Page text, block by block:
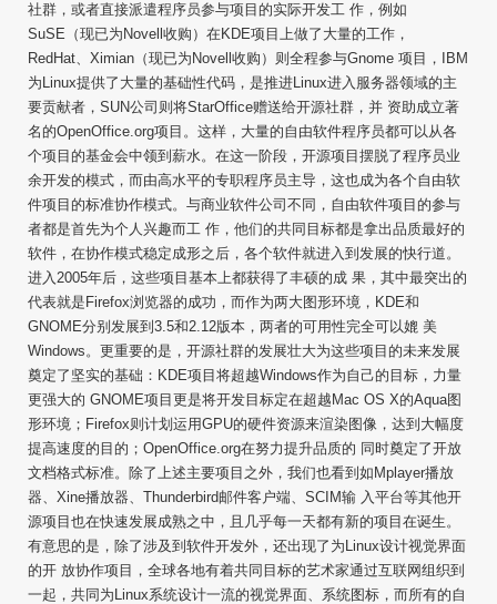
社群，或者直接派遣程序员参与项目的实际开发工 作，例如
SuSE（现已为Novell收购）在KDE项目上做了大量的工作，
RedHat、Ximian（现已为Novell收购）则全程参与Gnome 项目，IBM
为Linux提供了大量的基础性代码，是推进Linux进入服务器领域的主
要贡献者，SUN公司则将StarOffice赠送给开源社群，并 资助成立著
名的OpenOffice.org项目。这样，大量的自由软件程序员都可以从各
个项目的基金会中领到薪水。在这一阶段，开源项目摆脱了程序员业
余开发的模式，而由高水平的专职程序员主导，这也成为各个自由软
件项目的标准协作模式。与商业软件公司不同，自由软件项目的参与
者都是首先为个人兴趣而工 作，他们的共同目标都是拿出品质最好的
软件，在协作模式稳定成形之后，各个软件就进入到发展的快行道。
进入2005年后，这些项目基本上都获得了丰硕的成 果，其中最突出的
代表就是Firefox浏览器的成功，而作为两大图形环境，KDE和
GNOME分别发展到3.5和2.12版本，两者的可用性完全可以媲 美
Windows。更重要的是，开源社群的发展壮大为这些项目的未来发展
奠定了坚实的基础：KDE项目将超越Windows作为自己的目标，力量
更强大的 GNOME项目更是将开发目标定在超越Mac OS X的Aqua图
形环境；Firefox则计划运用GPU的硬件资源来渲染图像，达到大幅度
提高速度的目的；OpenOffice.org在努力提升品质的 同时奠定了开放
文档格式标准。除了上述主要项目之外，我们也看到如Mplayer播放
器、Xine播放器、Thunderbird邮件客户端、SCIM输 入平台等其他开
源项目也在快速发展成熟之中，且几乎每一天都有新的项目在诞生。
有意思的是，除了涉及到软件开发外，还出现了为Linux设计视觉界面
的开 放协作项目，全球各地有着共同目标的艺术家通过互联网组织到
一起，共同为Linux系统设计一流的视觉界面、系统图标，而所有的自